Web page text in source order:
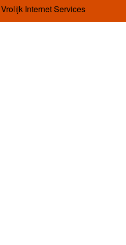
Vrolijk Internet Services